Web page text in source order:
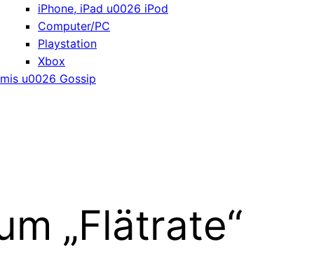
iPhone, iPad u0026 iPod
Computer/PC
Playstation
Xbox
u0026 Gossip
„Flätrate“